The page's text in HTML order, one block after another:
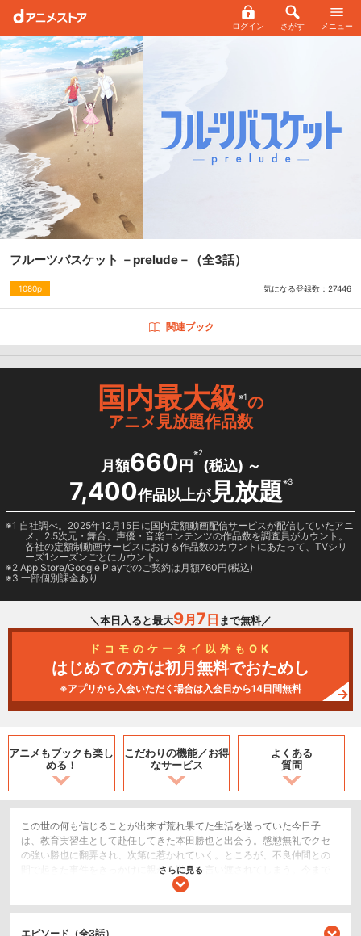
ログイン さがす メニュー
フルーツバスケット －prelude－ （全3話）
1080p 気になる登録数： 27446
関連ブック
国内最大級※1の
アニメ見放題作品数
月額660 円
※2
(税込) ～
7,400作品以上が見放題※3
1 自社調べ。2025年12月15日に国内定額動画配信サービスが配信していたアニ
メ、2.5次元・舞台、声優・音楽コンテンツの作品数を調査員がカウント。
各社の定額制動画サービスにおける作品数のカウントにあたって、TVシリ
ーズ1シーズンごとにカウント。
2 App Store/Google Playでのご契約は月額760円(税込)
3 一部個別課金あり
＼本日入ると最大9月 7 日 まで無料／
ドコモのケータイ以外もOK
はじめての方は初月無料でおためし
※アプリから入会いただく場合は入会日から14日間無料
アニメもブックも楽し
める！
こだわりの機能／お得
なサービス
よくある
質問
この世の何も信じることが出来ず荒れ果てた生活を送っていた今日子
は、教育実習生として赴任してきた本田勝也と出会う。慇懃無礼でクセ
の強い勝也に翻弄され、次第に惹かれていく。ところが、不良仲間との
間で起きた事件をきっかけに親から勘当を言い渡されてしまう。今まで
散々好き勝手やってきた罰だ。そう思う今日子の前に、勝也が現れ
さらに見る
エピソード（全3話）